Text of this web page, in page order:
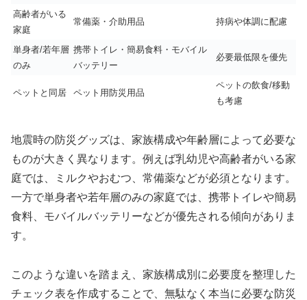
高齢者がいる
家庭
常備薬・介助用品 持病や体調に配慮
単身者/若年層
のみ
携帯トイレ・簡易食料・モバイル
バッテリー
必要最低限を優先
ペットと同居 ペット用防災用品
ペットの飲食/移動
も考慮
地震時の防災グッズは、家族構成や年齢層によって必要な
ものが大きく異なります。例えば乳幼児や高齢者がいる家
庭では、ミルクやおむつ、常備薬などが必須となります。
一方で単身者や若年層のみの家庭では、携帯トイレや簡易
食料、モバイルバッテリーなどが優先される傾向がありま
す。
このような違いを踏まえ、家族構成別に必要度を整理した
チェック表を作成することで、無駄なく本当に必要な防災